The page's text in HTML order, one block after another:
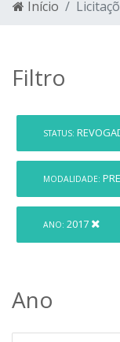
Início
Filtro
STATUS:
MODALIDADE:
ANO: 2017
Ano